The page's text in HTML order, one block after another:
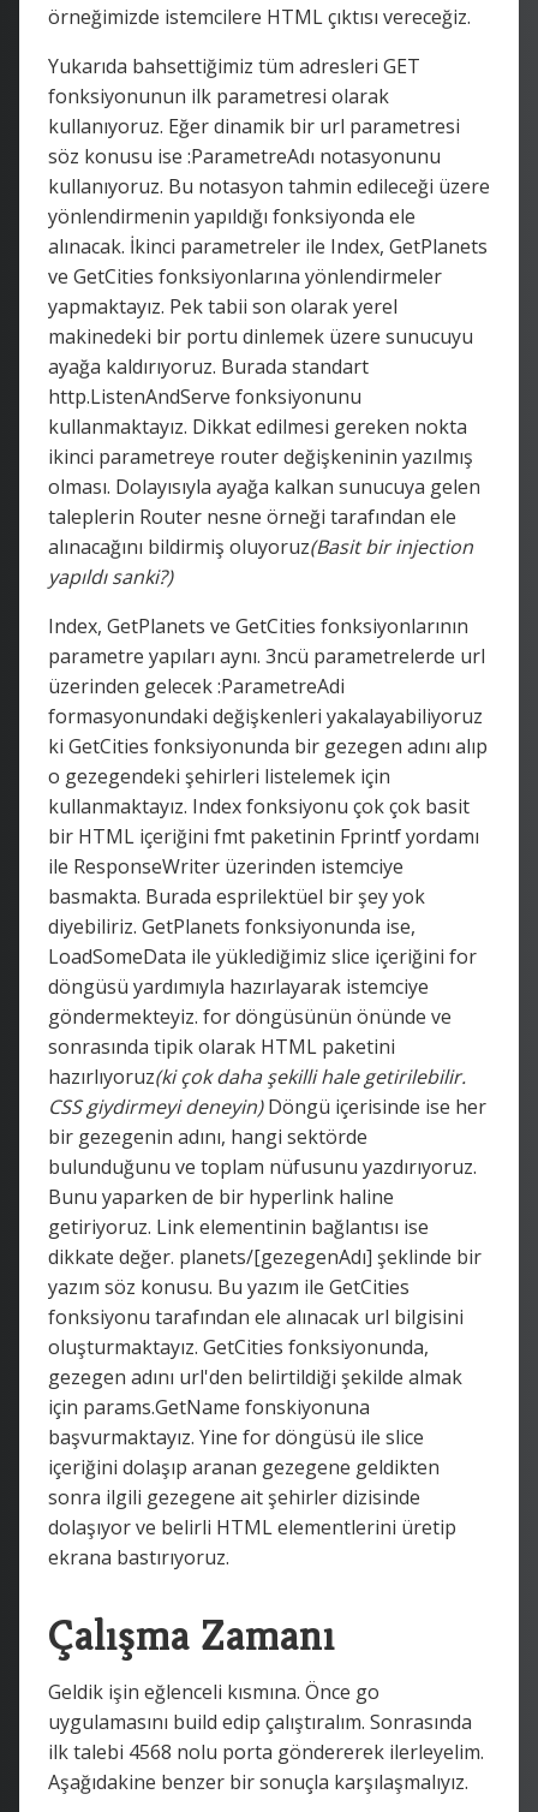
örneğimizde istemcilere HTML çıktısı vereceğiz.
Yukarıda bahsettiğimiz tüm adresleri GET
fonksiyonunun ilk parametresi olarak
kullanıyoruz. Eğer dinamik bir url parametresi
söz konusu ise :ParametreAdı notasyonunu
kullanıyoruz. Bu notasyon tahmin edileceği üzere
yönlendirmenin yapıldığı fonksiyonda ele
alınacak. İkinci parametreler ile Index, GetPlanets
ve GetCities fonksiyonlarına yönlendirmeler
yapmaktayız. Pek tabii son olarak yerel
makinedeki bir portu dinlemek üzere sunucuyu
ayağa kaldırıyoruz. Burada standart
http.ListenAndServe fonksiyonunu
kullanmaktayız. Dikkat edilmesi gereken nokta
ikinci parametreye router değişkeninin yazılmış
olması. Dolayısıyla ayağa kalkan sunucuya gelen
taleplerin Router nesne örneği tarafından ele
alınacağını bildirmiş oluyoruz(Basit bir injection
yapıldı sanki?)
Index, GetPlanets ve GetCities fonksiyonlarının
parametre yapıları aynı. 3ncü parametrelerde url
üzerinden gelecek :ParametreAdi
formasyonundaki değişkenleri yakalayabiliyoruz
ki GetCities fonksiyonunda bir gezegen adını alıp
o gezegendeki şehirleri listelemek için
kullanmaktayız. Index fonksiyonu çok çok basit
bir HTML içeriğini fmt paketinin Fprintf yordamı
ile ResponseWriter üzerinden istemciye
basmakta. Burada esprilektüel bir şey yok
diyebiliriz. GetPlanets fonksiyonunda ise,
LoadSomeData ile yüklediğimiz slice içeriğini for
döngüsü yardımıyla hazırlayarak istemciye
göndermekteyiz. for döngüsünün önünde ve
sonrasında tipik olarak HTML paketini
hazırlıyoruz(ki çok daha şekilli hale getirilebilir.
CSS giydirmeyi deneyin)Döngü içerisinde ise her
bir gezegenin adını, hangi sektörde
bulunduğunu ve toplam nüfusunu yazdırıyoruz.
Bunu yaparken de bir hyperlink haline
getiriyoruz. Link elementinin bağlantısı ise
dikkate değer. planets/[gezegenAdı] şeklinde bir
yazım söz konusu. Bu yazım ile GetCities
fonksiyonu tarafından ele alınacak url bilgisini
oluşturmaktayız. GetCities fonksiyonunda,
gezegen adını url'den belirtildiği şekilde almak
için params.GetName fonskiyonuna
başvurmaktayız. Yine for döngüsü ile slice
içeriğini dolaşıp aranan gezegene geldikten
sonra ilgili gezegene ait şehirler dizisinde
dolaşıyor ve belirli HTML elementlerini üretip
ekrana bastırıyoruz.
Çalışma Zamanı
Geldik işin eğlenceli kısmına. Önce go
uygulamasını build edip çalıştıralım. Sonrasında
ilk talebi 4568 nolu porta göndererek ilerleyelim.
Aşağıdakine benzer bir sonuçla karşılaşmalıyız.